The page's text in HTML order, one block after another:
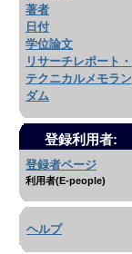
著者
日付
学位論文
リサーチレポート・
テクニカルメモラン
ダム
登録利用者:
登録者ページ
利用者(E-people)
ヘルプ